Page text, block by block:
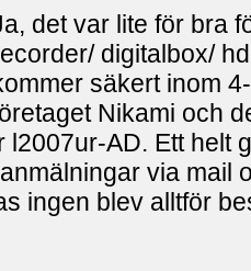
det var lite för bra
digitalbox/
säkert inom
Nikami och
l2007ur-AD. Ett helt
via mail
ingen blev alltför